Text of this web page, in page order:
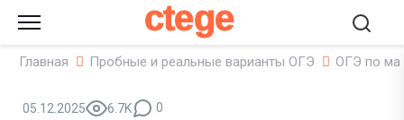
ctege
Главная Пробные и реальные варианты ОГЭ ОГЭ по
05.12.2025 6.7K 0